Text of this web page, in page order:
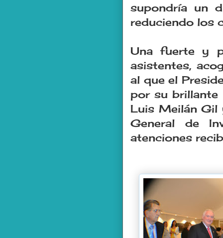
supondría un
reduciendo los
Una fuerte y
asistentes,
al que el
por su brillante
Luis Meilán Gil
General de
atenciones